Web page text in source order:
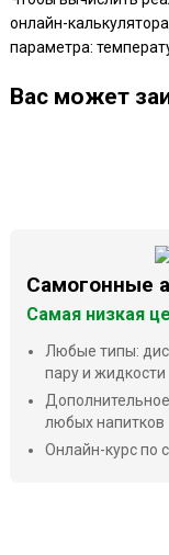
онлайн-
параметра:
Ваc может
Самогонные
Самая низкая
Любые типы:
пару и жидкости
любых напитков
Онлайн-курс по